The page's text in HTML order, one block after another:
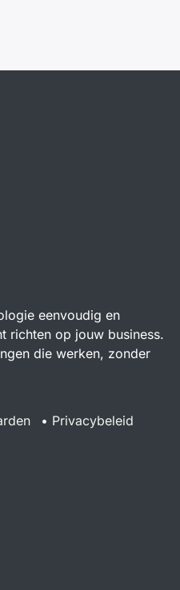
eenvoudig en
richten op jouw business.
die werken, zonder
• Privacybeleid